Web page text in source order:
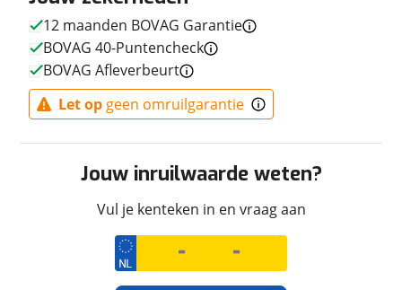
Uiterlijk
Kleur
Zwart
Fabriekskleur
Inclusief BPM
Ja
Wegenbelasting
(gemiddeld p/m)
€ 13,-
12 maanden BOVAG Garantie
BOVAG 40-Puntencheck
BOVAG Afleverbeurt
Let op geen omruilgarantie
Jouw inruilwaarde weten?
Vul je kenteken in en vraag aan